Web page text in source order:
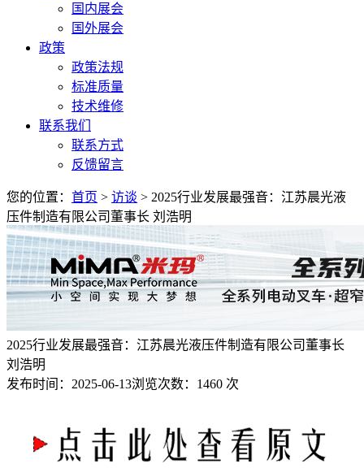
国内展会
国外展会
政策
政策法规
标准质量
技术维修
联系我们
联系方式
反馈留言
您的位置： 首页 > 访谈 > 2025行业发展最强音：江苏晨光液
压件制造有限公司董事长 刘浩明
2025行业发展最强音：江苏晨光液压件制造有限公司董事长
刘浩明
发布时间： 2025-06-13浏览次数： 1460 次